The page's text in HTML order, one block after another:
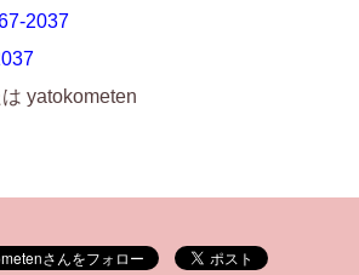
2037
は yatokometen